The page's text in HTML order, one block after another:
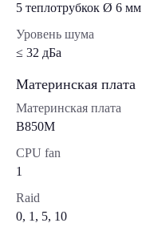
5 теплотрубкок Ø 6 мм
Уровень шума
≤ 32 дБа
Материнская плата
Материнская плата
B850M
CPU fan
1
Raid
0, 1, 5, 10